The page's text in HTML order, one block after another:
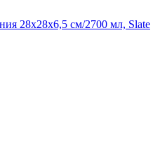
28х28x6,5 см/2700 мл, Slate